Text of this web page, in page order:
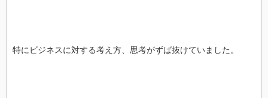
特にビジネスに対する考え方、思考がずば抜けていました。